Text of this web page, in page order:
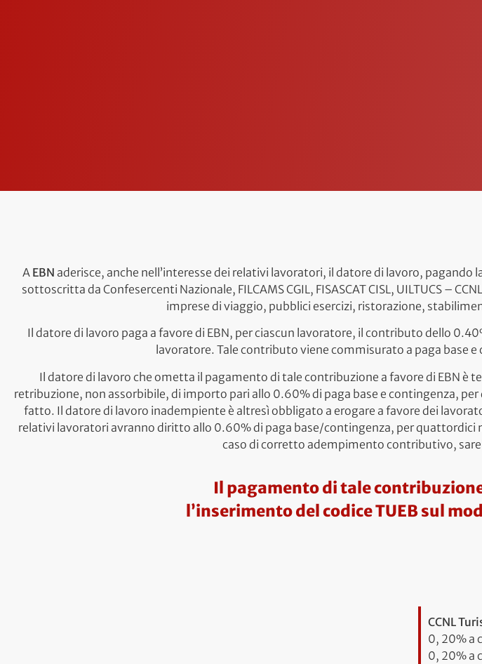
A EBN aderisce, anche nell’interesse dei relativi lavoratori, il datore di lavoro,
sottoscritta da Confesercenti Nazionale, FILCAMS CGIL, FISASCAT CISL, UILTUCS –
imprese di viaggio, pubblici esercizi, ristorazione,
Il datore di lavoro paga a favore di EBN, per ciascun lavoratore, il contributo dello
lavoratore. Tale contributo viene commisurato a paga base
Il datore di lavoro che ometta il pagamento di tale contribuzione a favore di EBN
retribuzione, non assorbibile, di importo pari allo 0.60% di paga base e contingenza,
fatto. Il datore di lavoro inadempiente è altresì obbligato a erogare a favore dei
relativi lavoratori avranno diritto allo 0.60% di paga base/contingenza, per quattordici
caso di corretto adempimento contributivo,
Il pagamento di tale
l’inserimento del codice TUEB sul
CCNL
0, 20% a
0, 20% a